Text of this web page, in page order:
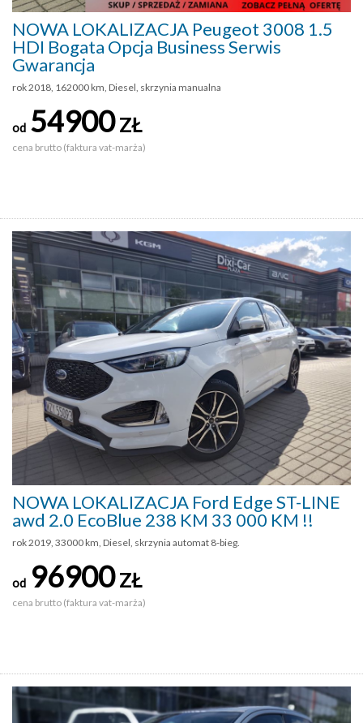
NOWA LOKALIZACJA Peugeot 3008 1.5
HDI Bogata Opcja Business Serwis
Gwarancja
rok 2018, 162000 km, Diesel, skrzynia manualna
od 54900ZŁ
cena brutto (faktura vat-marża)
NOWA LOKALIZACJA Ford Edge ST-LINE
awd 2.0 EcoBlue 238 KM 33 000 KM !!
rok 2019, 33000 km, Diesel, skrzynia automat 8-bieg.
od 96900ZŁ
cena brutto (faktura vat-marża)